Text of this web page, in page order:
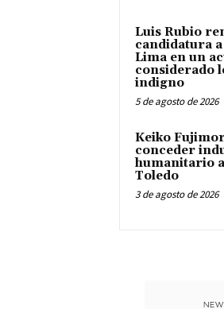
Luis Rubio
candidatura
Lima en un
considerado
indigno
5 de agosto de 2026
Keiko
conceder
humanitario
Toledo
3 de agosto de 2026